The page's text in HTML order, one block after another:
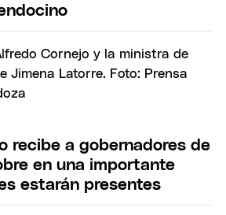
recibe a gobernadores de
en una importante
estarán presentes